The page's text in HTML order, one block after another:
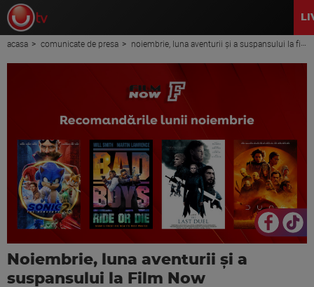
acasa comunicate de presa noiembrie, luna aventurii și a suspansului la film now
Noiembrie, luna aventurii și a
suspansului la Film Now